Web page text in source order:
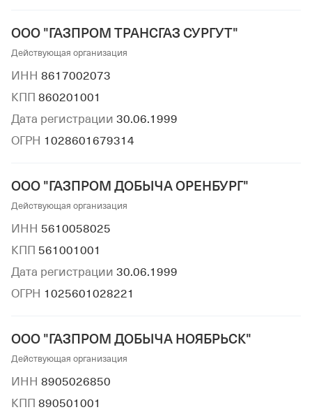
ООО "ГАЗПРОМ ТРАНСГАЗ СУРГУТ"
Действующая организация
ИНН 8617002073
КПП 860201001
Дата регистрации 30.06.1999
ОГРН 1028601679314
ООО "ГАЗПРОМ ДОБЫЧА ОРЕНБУРГ"
Действующая организация
ИНН 5610058025
КПП 561001001
Дата регистрации 30.06.1999
ОГРН 1025601028221
ООО "ГАЗПРОМ ДОБЫЧА НОЯБРЬСК"
Действующая организация
ИНН 8905026850
КПП 890501001